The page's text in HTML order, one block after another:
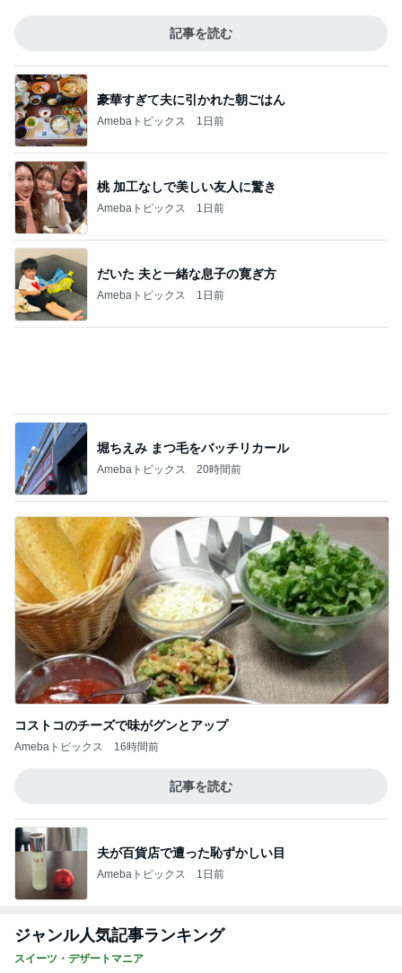
Amebaトピックス 1日前
だいた 夫と一緒な息子の寛ぎ方
Amebaトピックス 1日前
堀ちえみ まつ毛をバッチリカール
Amebaトピックス 20時間前
コストコのチーズで味がグンとアップ
Amebaトピックス 16時間前
記事を読む
夫が百貨店で遭った恥ずかしい目
Amebaトピックス 1日前
1
オヤジのスイーツ時々ランニングブログ
2
【レシート公開】スタバのバースデーリワー
ドはグッズにも使える？5,900円の新作が4,88
1円に
華麗なるスタバマダム